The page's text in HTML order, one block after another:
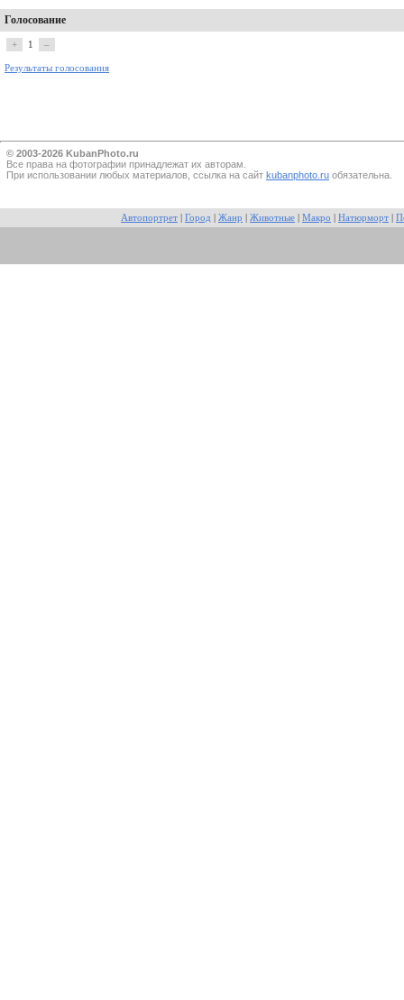
Голосование
+ 1 –
Результаты голосования
© 2003-2026 KubanPhoto.ru
Все прaва на фотографии принадлежат их авторам.
При использовании любых материалов, ссылка на сайт kubanphoto.ru обязательна.
Автопортрет Город Жанр Животные Макро Натюрморт